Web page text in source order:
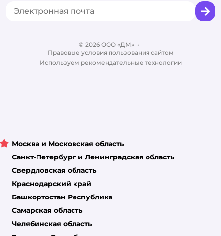
Блог
Корм для собак
© 2026 ООО «ДМ» •
Правовые условия пользования сайтом
Используем рекомендательные технологии
Москва и Московская область
Санкт-Петербург и Ленинградская область
Свердловская область
Краснодарский край
Башкортостан Республика
Самарская область
Челябинская область